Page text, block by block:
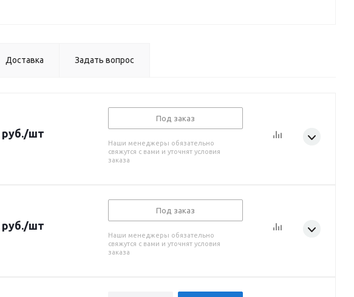
Доставка Задать вопрос
руб./шт
Под заказ
Наши менеджеры обязательно
свяжутся с вами и уточнят условия
заказа
руб./шт
Под заказ
Наши менеджеры обязательно
свяжутся с вами и уточнят условия
заказа